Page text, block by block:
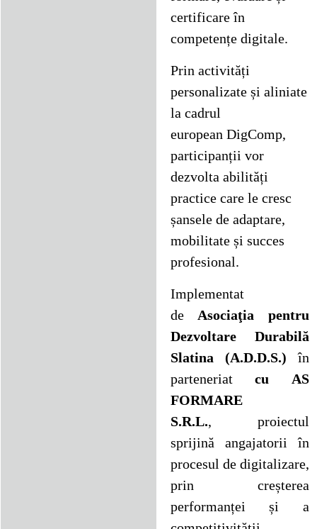
certificare în
competențe digitale.
Prin activități
personalizate și aliniate
la cadrul
european DigComp,
participanții vor
dezvolta abilități
practice care le cresc
șansele de adaptare,
mobilitate și succes
profesional.
Implementat
deAsociaţia pentru
Dezvoltare Durabilă
Slatina (A.D.D.S.) în
parteneriatcuAS
FORMARE
S.R.L.,proiectul
sprijină angajatorii în
procesul de digitalizare,
prin creșterea
performanței și a